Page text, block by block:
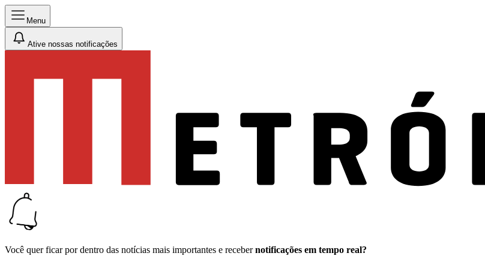
Menu
Ative nossas notificações
Você quer ficar por dentro das notícias mais importantes e receber notificações em tempo real?